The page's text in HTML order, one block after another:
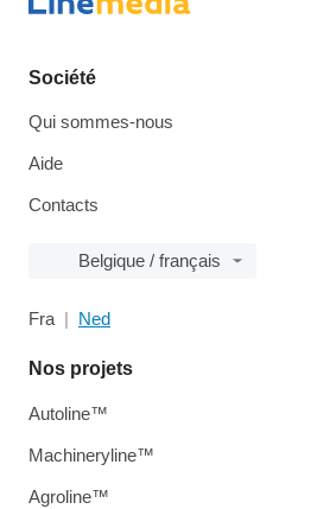
Société
Qui sommes-nous
Aide
Contacts
Belgique / français
Fra Ned
Nos projets
Autoline™
Machineryline™
Agroline™